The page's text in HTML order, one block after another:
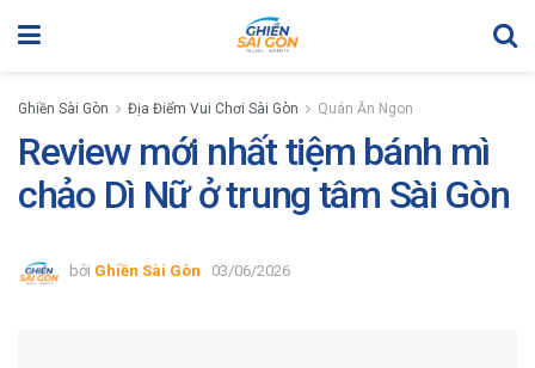
Ghiền Sài Gòn Địa Điểm Vui Chơi Sài Gòn Quán Ăn Ngon
Review mới nhất tiệm bánh mì
chảo Dì Nữ ở trung tâm Sài Gòn
bởi Ghiền Sài Gòn 03/06/2026